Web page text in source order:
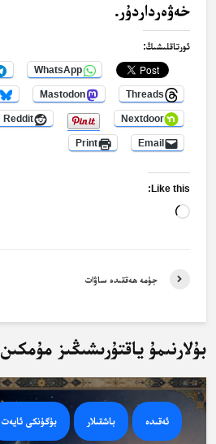
خەۋەرداردۇر.
ئورتاقلىشىڭ:
WhatsApp
Threads
Mastodon
Nextdoor
Reddit
Email
Print
Like this:
Loading…
جۈمە ھەققىدە ساۋات
بۇلارنىمۇ ياقتۇرىشىڭىز مۇمكىن
ئەقىدە باشقىلار بۈگۈنكى ئايەت